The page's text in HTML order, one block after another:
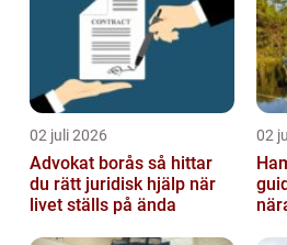
02 juli 2026
Advokat borås så hittar
du rätt juridisk hjälp när
livet ställs på ända
02